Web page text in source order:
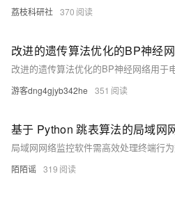
荔枝科研社 370
改进的遗传算法优化的BP神经网络用于
游客dng4gjyb342he 351
陌陌谣 319